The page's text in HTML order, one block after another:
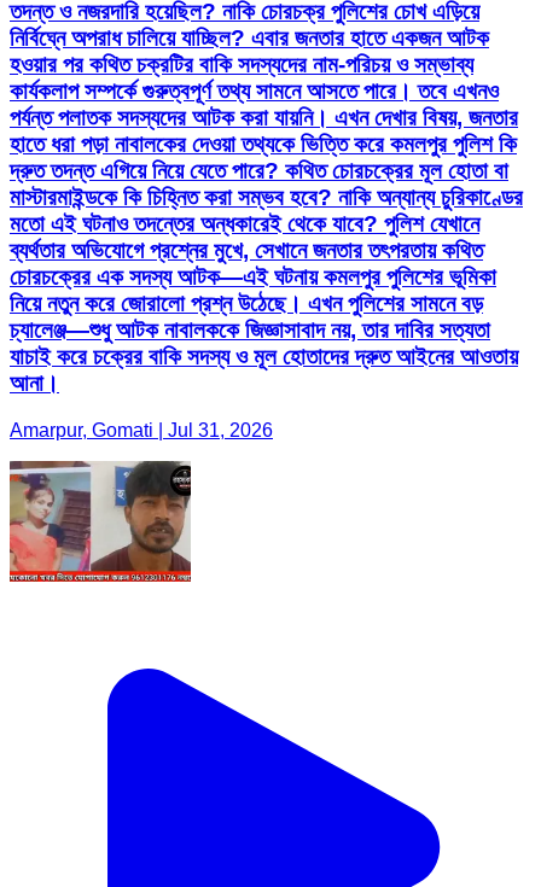
তদন্ত ও নজরদারি হয়েছিল? নাকি চোরচক্র পুলিশের চোখ এড়িয়ে
নির্বিঘ্নে অপরাধ চালিয়ে যাচ্ছিল? এবার জনতার হাতে একজন আটক
হওয়ার পর কথিত চক্রটির বাকি সদস্যদের নাম-পরিচয় ও সম্ভাব্য
কার্যকলাপ সম্পর্কে গুরুত্বপূর্ণ তথ্য সামনে আসতে পারে। তবে এখনও
পর্যন্ত পলাতক সদস্যদের আটক করা যায়নি। এখন দেখার বিষয়, জনতার
হাতে ধরা পড়া নাবালকের দেওয়া তথ্যকে ভিত্তি করে কমলপুর পুলিশ কি
দ্রুত তদন্ত এগিয়ে নিয়ে যেতে পারে? কথিত চোরচক্রের মূল হোতা বা
মাস্টারমাইন্ডকে কি চিহ্নিত করা সম্ভব হবে? নাকি অন্যান্য চুরিকাণ্ডের
মতো এই ঘটনাও তদন্তের অন্ধকারেই থেকে যাবে? পুলিশ যেখানে
ব্যর্থতার অভিযোগে প্রশ্নের মুখে, সেখানে জনতার তৎপরতায় কথিত
চোরচক্রের এক সদস্য আটক—এই ঘটনায় কমলপুর পুলিশের ভূমিকা
নিয়ে নতুন করে জোরালো প্রশ্ন উঠেছে। এখন পুলিশের সামনে বড়
চ্যালেঞ্জ—শুধু আটক নাবালককে জিজ্ঞাসাবাদ নয়, তার দাবির সত্যতা
যাচাই করে চক্রের বাকি সদস্য ও মূল হোতাদের দ্রুত আইনের আওতায়
আনা।
Amarpur, Gomati | Jul 31, 2026